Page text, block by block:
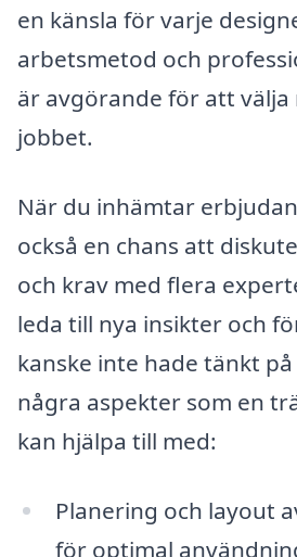
en känsla för varje
arbetsmetod och
är avgörande för att
jobbet.
När du inhämtar
också en chans att
och krav med flera
leda till nya insikter och
kanske inte hade tänkt
några aspekter som en
kan hjälpa till med:
Planering och layout
för optimal